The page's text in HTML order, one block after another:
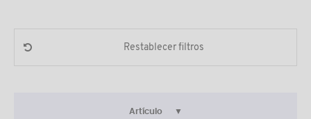
Restablecer filtros
Artículo